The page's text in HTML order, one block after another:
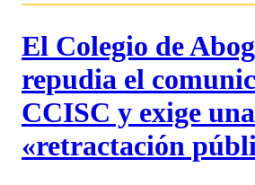
El Colegio de
repudia el
CCISC y exige una
«retractación